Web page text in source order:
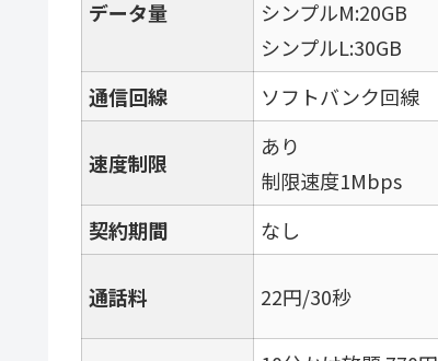
データ量
シンプルM:20GB
シンプルL:30GB
通信回線 ソフトバンク回線
速度制限
あり
制限速度1Mbps
契約期間
なし
通話料 22円/30秒